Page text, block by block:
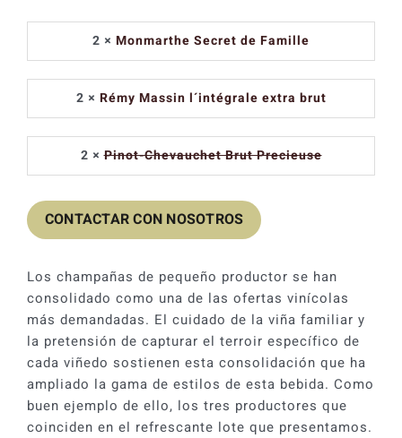
original
era:
232,81 €.
actual
es:
204,86 €.
2 × Monmarthe Secret de Famille
2 × Rémy Massin l´intégrale extra brut
2 ×Pinot-Chevauchet Brut Precieuse
CONTACTAR CON NOSOTROS
Los champañas de pequeño productor se han
consolidado como una de las ofertas vinícolas
más demandadas. El cuidado de la viña familiar y
la pretensión de capturar el terroir específico de
cada viñedo sostienen esta consolidación que ha
ampliado la gama de estilos de esta bebida. Como
buen ejemplo de ello, los tres productores que
coinciden en el refrescante lote que presentamos.